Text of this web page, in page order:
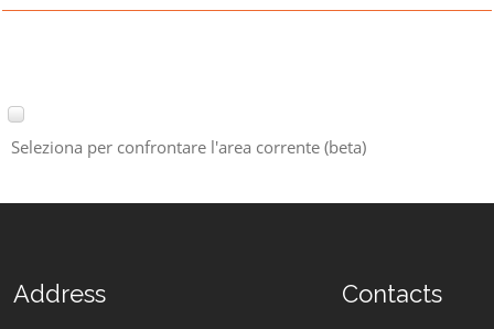
Seleziona per confrontare l'area corrente (beta)
Address Contacts